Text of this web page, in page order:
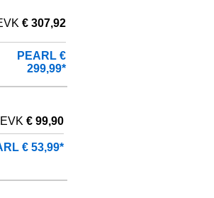
€ 307,92
PEARL €
299,99*
EVK € 99,90
€ 53,99*